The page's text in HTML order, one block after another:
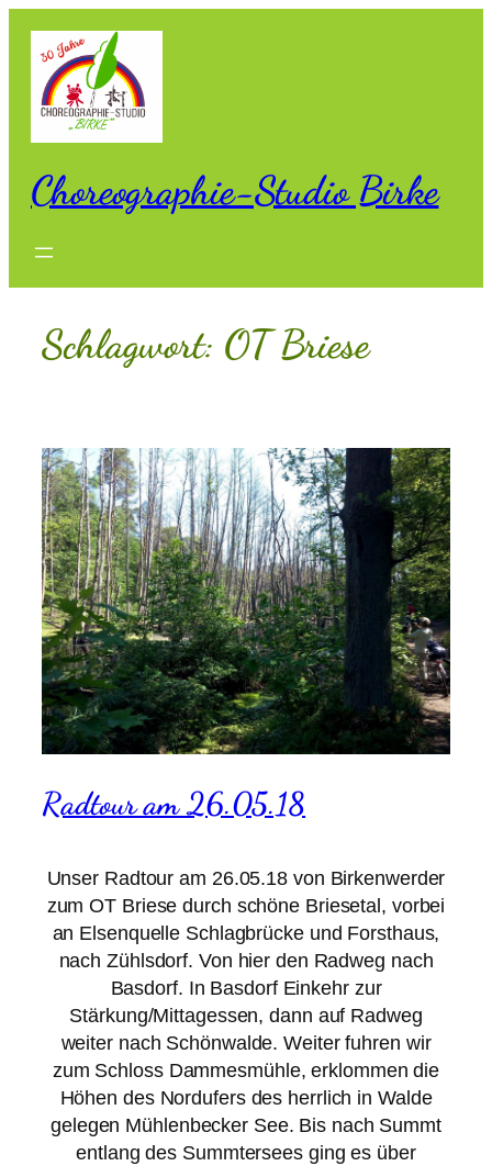
Inhalt
springen
Choreographie-Studio Birke
Schlagwort: OT Briese
Radtour am 26.05.18
Unser Radtour am 26.05.18 von Birkenwerder
zum OT Briese durch schöne Briesetal, vorbei
an Elsenquelle Schlagbrücke und Forsthaus,
nach Zühlsdorf. Von hier den Radweg nach
Basdorf. In Basdorf Einkehr zur
Stärkung/Mittagessen, dann auf Radweg
weiter nach Schönwalde. Weiter fuhren wir
zum Schloss Dammesmühle, erklommen die
Höhen des Nordufers des herrlich in Walde
gelegen Mühlenbecker See. Bis nach Summt
entlang des Summtersees ging es über